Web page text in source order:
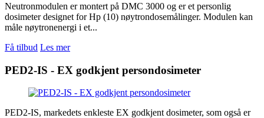
Neutronmodulen er montert på DMC 3000 og er et personlig
dosimeter designet for Hp (10) nøytrondosemålinger. Modulen kan
måle nøytronenergi i et...
Få tilbud Les mer
PED2-IS - EX godkjent persondosimeter
PED2-IS, markedets enkleste EX godkjent dosimeter, som også er